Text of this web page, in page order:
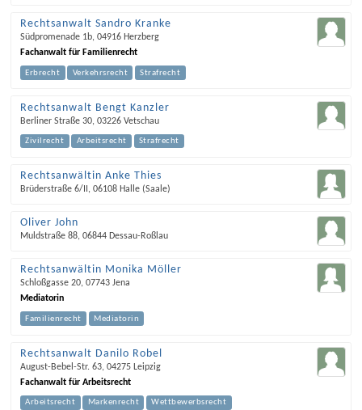
Rechtsanwalt Sandro Kranke
Südpromenade 1b, 04916 Herzberg
Fachanwalt für Familienrecht
Erbrecht Verkehrsrecht Strafrecht
Rechtsanwalt Bengt Kanzler
Berliner Straße 30, 03226 Vetschau
Zivilrecht Arbeitsrecht Strafrecht
Rechtsanwältin Anke Thies
Brüderstraße 6/II, 06108 Halle (Saale)
Oliver John
Muldstraße 88, 06844 Dessau-Roßlau
Rechtsanwältin Monika Möller
Schloßgasse 20, 07743 Jena
Mediatorin
Familienrecht Mediatorin
Rechtsanwalt Danilo Robel
August-Bebel-Str. 63, 04275 Leipzig
Fachanwalt für Arbeitsrecht
Arbeitsrecht Markenrecht Wettbewerbsrecht